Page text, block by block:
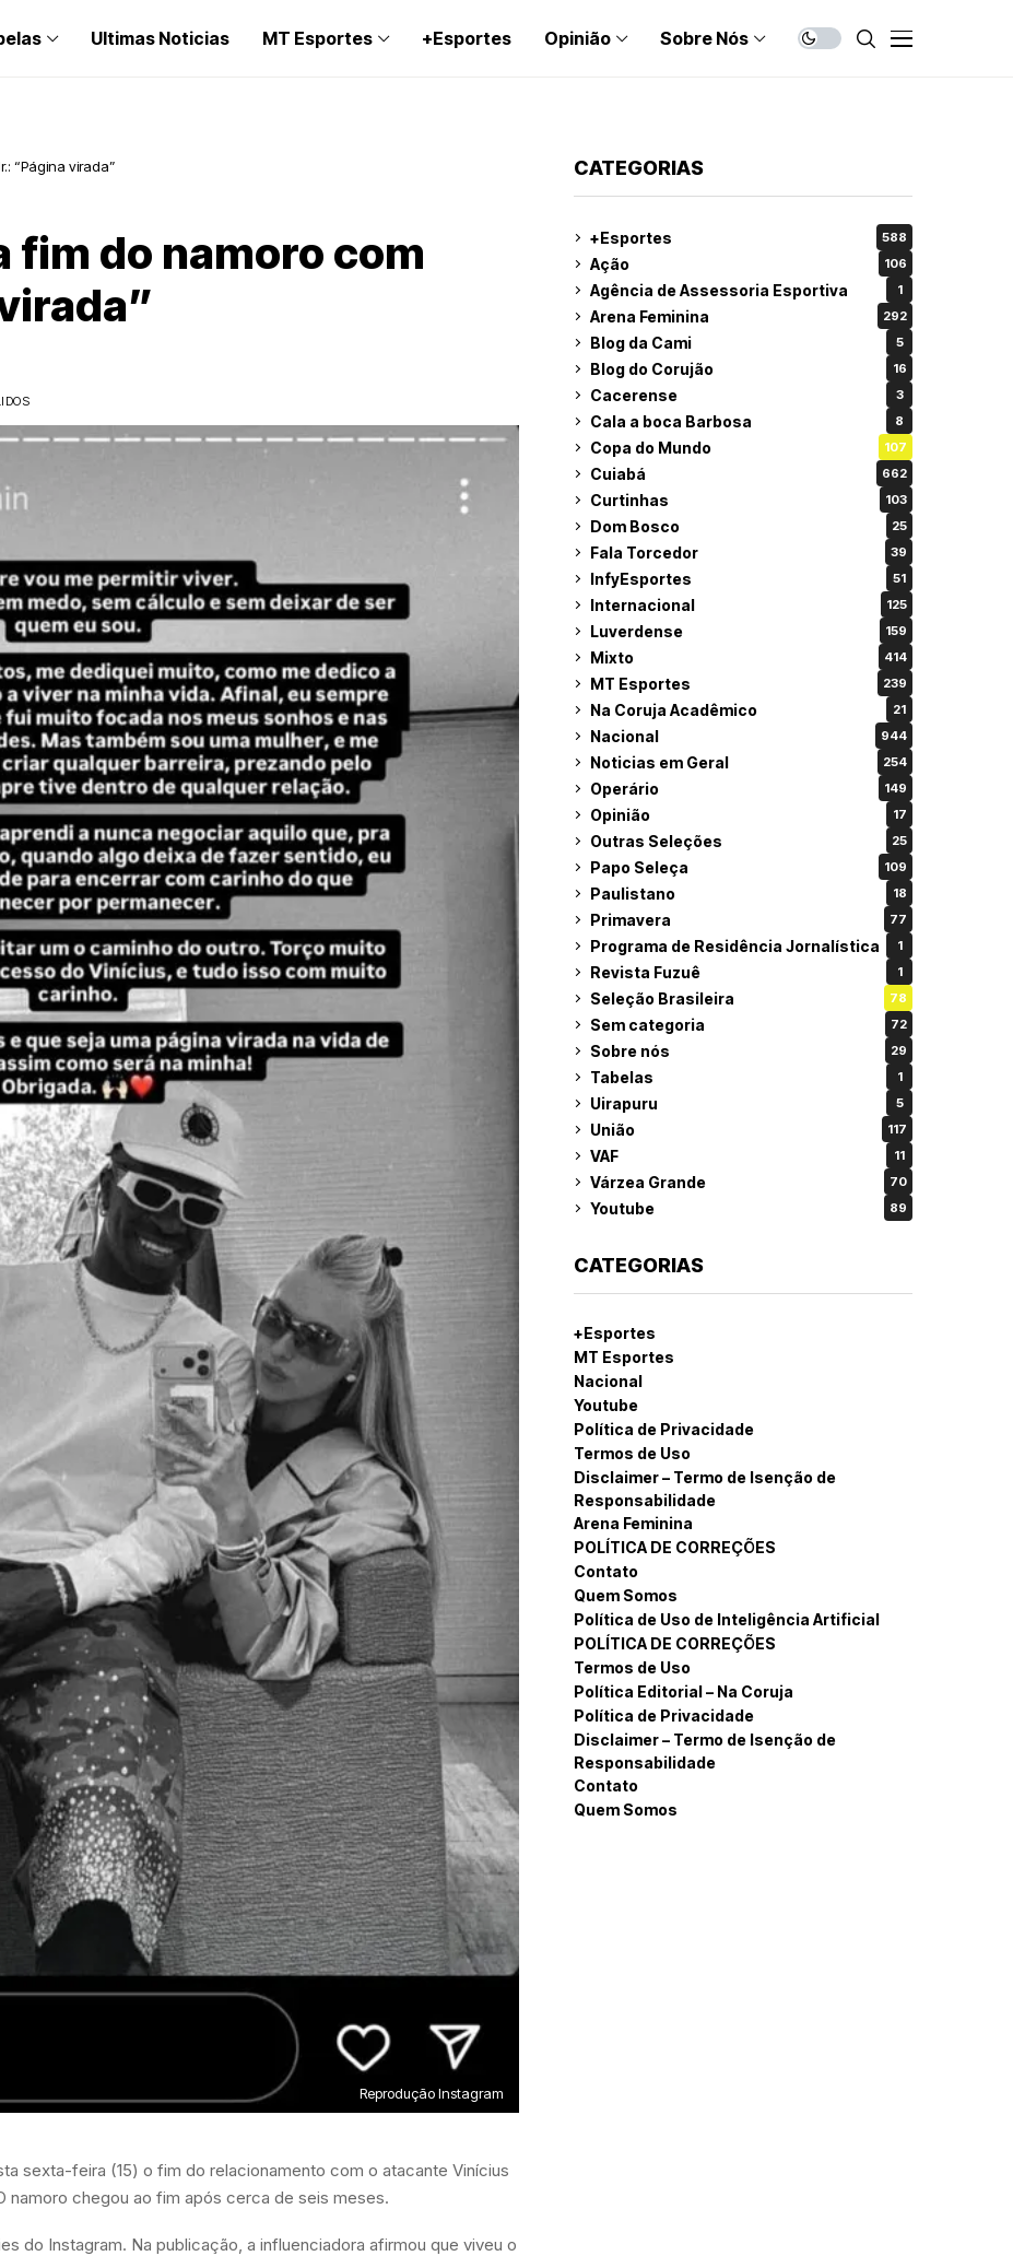
Ultimas Noticias MT Esportes +Esportes Opinião Sobre Nós
“Página virada”
do namoro com
Reprodução Instagram
sexta-feira (15) o fim do relacionamento com o atacante Vinícius
namoro chegou ao fim após cerca de seis meses.
do Instagram. Na publicação, a influenciadora afirmou que viveu o
CATEGORIAS
+Esportes 588
Ação 106
Agência de Assessoria Esportiva 1
Arena Feminina 292
Blog da Cami 5
Blog do Corujão 16
Cacerense 3
Cala a boca Barbosa 8
Copa do Mundo 107
Cuiabá 662
Curtinhas 103
Dom Bosco 25
Fala Torcedor 39
InfyEsportes 51
Internacional 125
Luverdense 159
Mixto 414
MT Esportes 239
Na Coruja Acadêmico 21
Nacional 944
Noticias em Geral 254
Operário 149
Opinião 17
Outras Seleções 25
Papo Seleça 109
Paulistano 18
Primavera 77
Programa de Residência Jornalística 1
Revista Fuzuê 1
Seleção Brasileira 78
Sem categoria 72
Sobre nós 29
Tabelas 1
Uirapuru 5
União 117
VAF 11
Várzea Grande 70
Youtube 89
CATEGORIAS
+Esportes
MT Esportes
Nacional
Youtube
Política de Privacidade
Termos de Uso
Disclaimer – Termo de Isenção de
Responsabilidade
Arena Feminina
POLÍTICA DE CORREÇÕES
Contato
Quem Somos
Política de Uso de Inteligência Artificial
POLÍTICA DE CORREÇÕES
Termos de Uso
Política Editorial – Na Coruja
Política de Privacidade
Disclaimer – Termo de Isenção de
Responsabilidade
Contato
Quem Somos